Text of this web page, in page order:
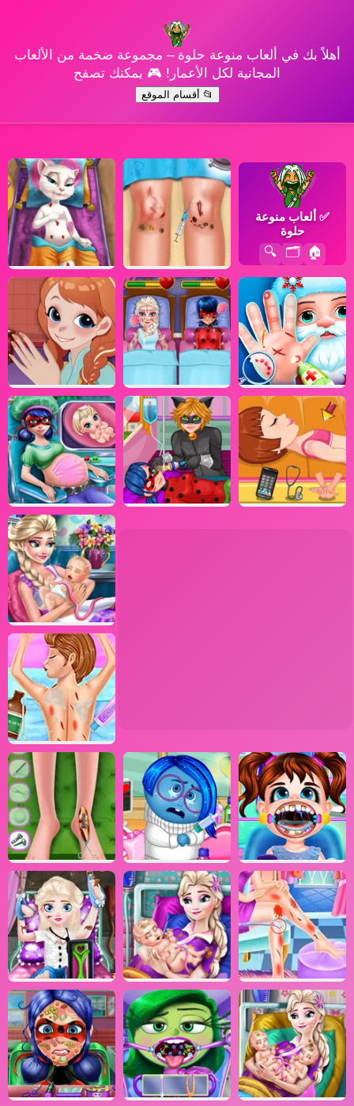
أهلاً بك في ألعاب منوعة حلوة – مجموعة ضخمة من الألعاب
المجانية لكل الأعمار! 🎮 يمكنك تصفح
📂 أقسام الموقع
✅ ألعاب منوعة
حلوة
🏠
🗂️
🔍